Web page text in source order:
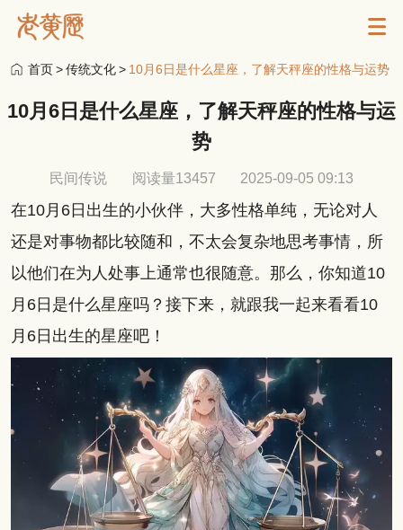
首页>传统文化> 10月6日是什么星座，了解天秤座的性格与运势
10月6日是什么星座，了解天秤座的性格与运
势
民间传说 阅读量13457 2025-09-05 09:13
在10月6日出生的小伙伴，大多性格单纯，无论对人
还是对事物都比较随和，不太会复杂地思考事情，所
以他们在为人处事上通常也很随意。那么，你知道10
月6日是什么星座吗？接下来，就跟我一起来看看10
月6日出生的星座吧！